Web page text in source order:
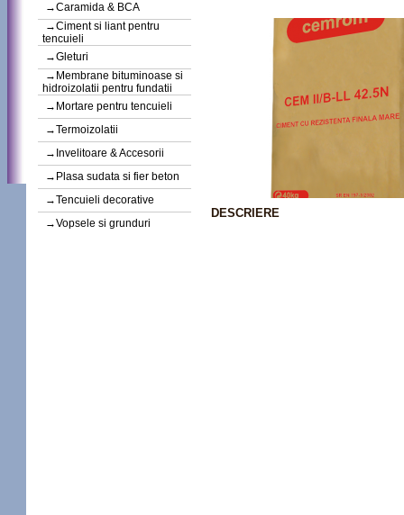
→Caramida & BCA
→Ciment si liant pentru
tencuieli
→Gleturi
→Membrane bituminoase si
hidroizolatii pentru fundatii
→Mortare pentru tencuieli
→Termoizolatii
→Invelitoare & Accesorii
→Plasa sudata si fier beton
→Tencuieli decorative
→Vopsele si grunduri
DESCRIERE